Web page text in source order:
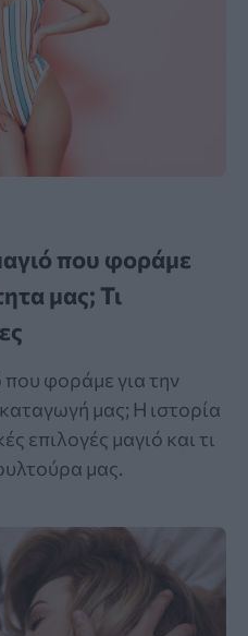
που φοράμε
μας; Τι
που φοράμε για την
μας; Η ιστορία
επιλογές μαγιό και τι
μας.